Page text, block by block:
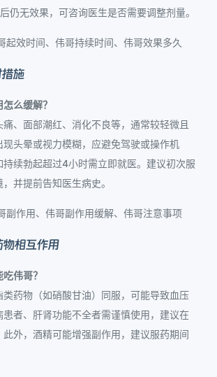
仍无效果，可咨询医生是否需要调整剂量。
起效时间、伟哥持续时间、伟哥效果多久
施
么缓解？
、面部潮红、消化不良等，通常较轻微且
头晕或视力模糊，应避免驾驶或操作机
续勃起超过4小时需立即就医。建议初次服
并提前告知医生病史。
副作用、伟哥副作用缓解、伟哥注意事项
相互作用
伟哥？
药物（如硝酸甘油）同服，可能导致血压
者、肝肾功能不全者需谨慎使用，建议在
此外，酒精可能增强副作用，建议服药期间